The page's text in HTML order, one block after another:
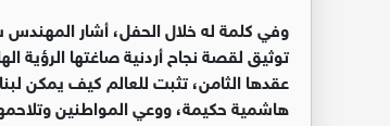
وفي كلمة له خلال الحفل، أشار
توثيق لقصة نجاح أردنية صاغتها الرؤية
عقدها الثامن، تثبت للعالم كيف يمكن
هاشمية حكيمة، ووعي المواطنين